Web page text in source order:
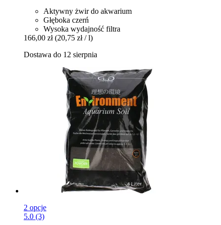
Aktywny żwir do akwarium
Głęboka czerń
Wysoka wydajność filtra
166,00 zł (20,75 zł / l)
Dostawa do 12 sierpnia
2 opcje
5.0 (3)